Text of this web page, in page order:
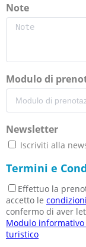
Note
Modulo di
Newsletter
Iscriviti alla
Termini e
Effettuo la
accetto le
confermo di aver
Modulo
turistico